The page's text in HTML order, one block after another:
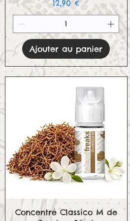
Prix
12,90 €
Ajouter au panier
Aperçu rapide
Concentré Classico M de